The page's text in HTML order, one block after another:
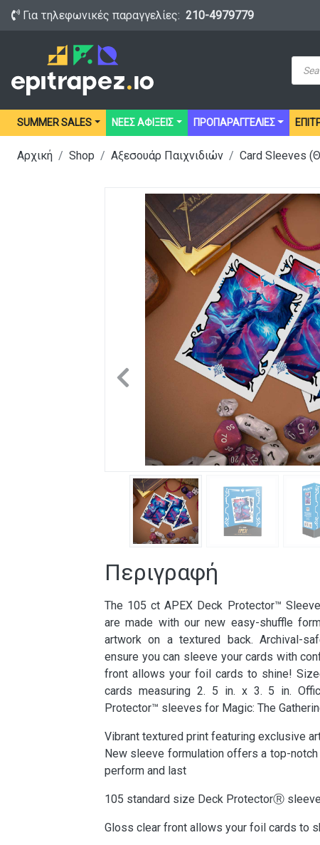
Για τηλεφωνικές παραγγελίες: 210-4979779
SUMMER SALES ΝΕΕΣ ΑΦΙΞΕΙΣ ΠΡΟΠΑΡΑΓΓΕΛΙΕΣ
Αρχική Shop Αξεσουάρ Παιχνιδιών Card Sleeves
Previous
Περιγραφή
The 105 ct APEX Deck Protector™
are made with our new easy-shuffle
artwork on a textured back. Archival-
ensure you can sleeve your cards with
front allows your foil cards to shine!
cards measuring 2. 5 in. x 3. 5 in.
Protector™ sleeves for Magic: The
Vibrant textured print featuring exclusive
New sleeve formulation offers a top-
perform and last
105 standard size Deck ProtectorⓇ
Gloss clear front allows your foil cards to